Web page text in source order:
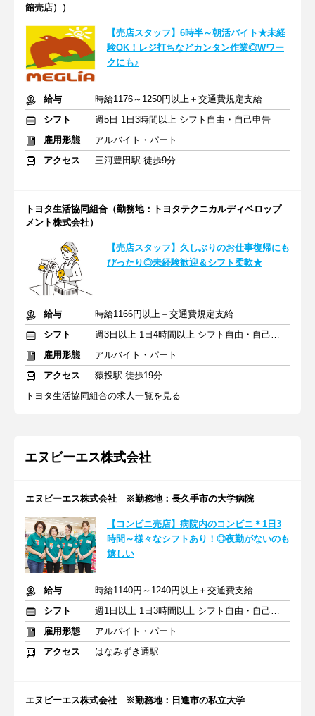
館売店））
【売店スタッフ】6時半～朝活バイト★未経
験OK！レジ打ちなどカンタン作業◎Wワー
クにも♪
給与
時給1176～1250円以上＋交通費規定支給
シフト
週5日 1日3時間以上 シフト自由・自己申告
雇用形態
アルバイト・パート
アクセス
三河豊田駅 徒歩9分
トヨタ生活協同組合（勤務地：トヨタテクニカルディベロップ
メント株式会社）
【売店スタッフ】久しぶりのお仕事復帰にも
ぴったり◎未経験歓迎＆シフト柔軟★
給与
時給1166円以上＋交通費規定支給
シフト
週3日以上 1日4時間以上 シフト自由・自己申告
雇用形態
アルバイト・パート
アクセス
猿投駅 徒歩19分
トヨタ生活協同組合の求人一覧を見る
エヌビーエス株式会社
エヌビーエス株式会社 ※勤務地：長久手市の大学病院
【コンビニ売店】病院内のコンビニ＊1日3
時間～様々なシフトあり！◎夜勤がないのも
嬉しい
給与
時給1140円～1240円以上＋交通費支給
シフト
週1日以上 1日3時間以上 シフト自由・自己申告
雇用形態
アルバイト・パート
アクセス
はなみずき通駅
エヌビーエス株式会社 ※勤務地：日進市の私立大学